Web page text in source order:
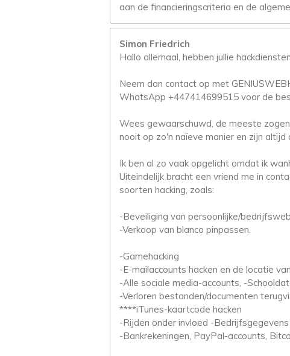
aan de financieringscriteria en de
Simon Friedrich
Hallo allemaal, hebben jullie
Neem dan contact op met
WhatsApp +447414699515 voor de
Wees gewaarschuwd, de meeste
nooit op zo'n naïeve manier en zijn altijd
Ik ben al zo vaak opgelicht omdat ik
Uiteindelijk bracht een vriend me in
soorten hacking, zoals:
-Beveiliging van persoonlijke/
-Verkoop van blanco pinpassen.
-Gamehacking
-E-mailaccounts hacken en de locatie
-Alle sociale media-accounts, -
-Verloren bestanden/documenten
****iTunes-kaartcode hacken
-Rijden onder invloed -
-Bankrekeningen, PayPal-accounts,